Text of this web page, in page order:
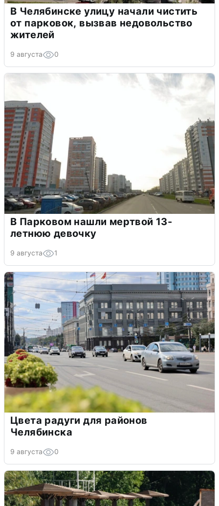
В Челябинске улицу начали чистить
от парковок, вызвав недовольство
жителей
9 августа 0
В Парковом нашли мертвой 13-
летнюю девочку
9 августа 1
Цвета радуги для районов
Челябинска
9 августа 0